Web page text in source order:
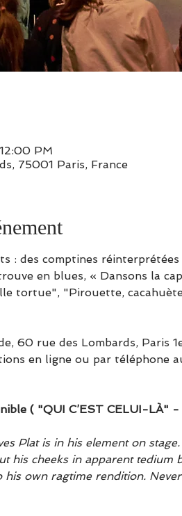
PM
75001 Paris, France
: des comptines
en blues, « Dansons la
tortue", "Pirouette,
60 rue des Lombards, Paris
en ligne ou par téléphone
( "QUI C’EST CELUI-LÀ"
Plat is in his element on
his cheeks in apparent tedium
his own ragtime rendition.